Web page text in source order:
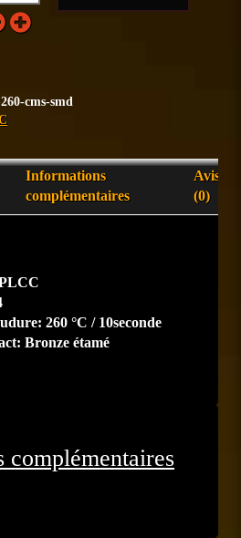
cms-smd
Informations
complémentaires
Avis
(0)
260 °C / 10seconde
Bronze étamé
complémentaires